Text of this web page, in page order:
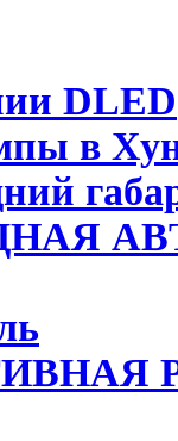
DLED
в